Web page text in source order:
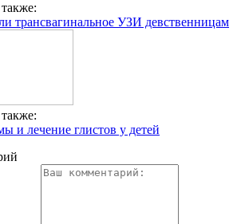
трансвагинальное УЗИ девственницам
и лечение глистов у детей